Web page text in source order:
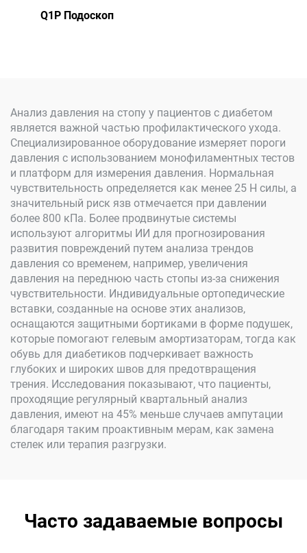
Q1P Подоскоп
Анализ давления на стопу у пациентов с диабетом
является важной частью профилактического ухода.
Специализированное оборудование измеряет пороги
давления с использованием монофиламентных тестов
и платформ для измерения давления. Нормальная
чувствительность определяется как менее 25 Н силы, а
значительный риск язв отмечается при давлении
более 800 кПа. Более продвинутые системы
используют алгоритмы ИИ для прогнозирования
развития повреждений путем анализа трендов
давления со временем, например, увеличения
давления на переднюю часть стопы из-за снижения
чувствительности. Индивидуальные ортопедические
вставки, созданные на основе этих анализов,
оснащаются защитными бортиками в форме подушек,
которые помогают гелевым амортизаторам, тогда как
обувь для диабетиков подчеркивает важность
глубоких и широких швов для предотвращения
трения. Исследования показывают, что пациенты,
проходящие регулярный квартальный анализ
давления, имеют на 45% меньше случаев ампутации
благодаря таким проактивным мерам, как замена
стелек или терапия разгрузки.
Часто задаваемые вопросы